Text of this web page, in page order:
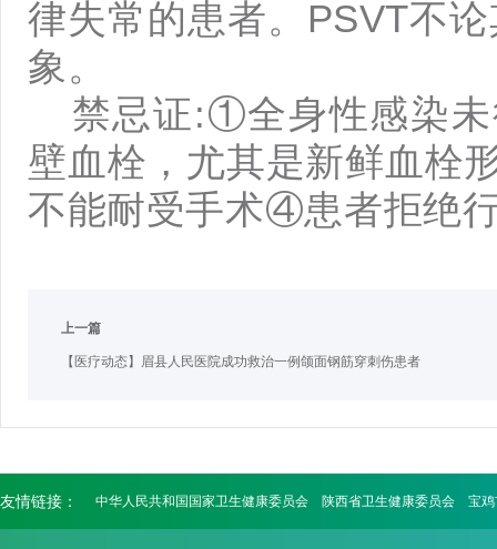
律失常的患者。PSVT不
象。
禁忌证:①全身性感染
壁血栓，尤其是新鲜血栓
不能耐受手术④患者拒绝
上一篇
【医疗动态】眉县人民医院成功救治一例颌面钢筋穿刺伤患者
友情链接： 中华人民共和国国家卫生健康委员会 陕西省卫生健康委员会 宝